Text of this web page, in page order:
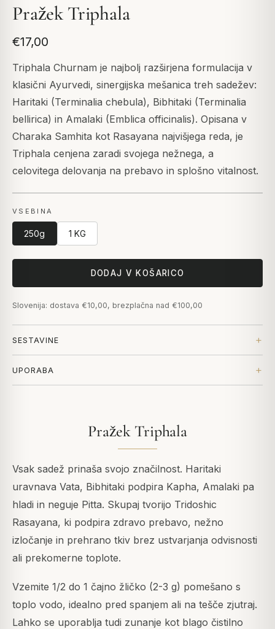
Pražek Triphala
€17,00
Triphala Churnam je najbolj razširjena formulacija v
klasični Ayurvedi, sinergijska mešanica treh sadežev:
Haritaki (Terminalia chebula), Bibhitaki (Terminalia
bellirica) in Amalaki (Emblica officinalis). Opisana v
Charaka Samhita kot Rasayana najvišjega reda, je
Triphala cenjena zaradi svojega nežnega, a
celovitega delovanja na prebavo in splošno vitalnost.
VSEBINA
250g 1 KG
DODAJ V KOŠARICO
Slovenija: dostava €10,00, brezplačna nad €100,00
SESTAVINE
UPORABA
Pražek Triphala
Vsak sadež prinaša svojo značilnost. Haritaki
uravnava Vata, Bibhitaki podpira Kapha, Amalaki pa
hladi in neguje Pitta. Skupaj tvorijo Tridoshic
Rasayana, ki podpira zdravo prebavo, nežno
izločanje in prehrano tkiv brez ustvarjanja odvisnosti
ali prekomerne toplote.
Vzemite 1/2 do 1 čajno žličko (2-3 g) pomešano s
toplo vodo, idealno pred spanjem ali na tešče zjutraj.
Lahko se uporablja tudi zunanje kot blago čistilno